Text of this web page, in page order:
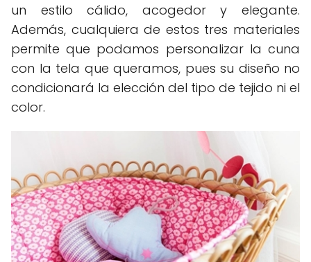
un estilo cálido, acogedor y elegante.
Además, cualquiera de estos tres materiales
permite que podamos personalizar la cuna
con la tela que queramos, pues su diseño no
condicionará la elección del tipo de tejido ni el
color.